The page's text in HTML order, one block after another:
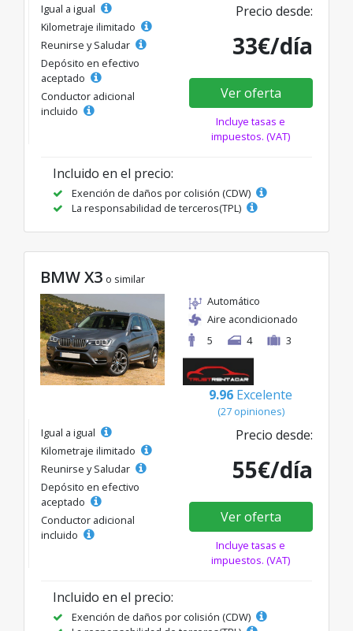
Igual a igual
Kilometraje ilimitado
Reunirse y Saludar
Depósito en efectivo
aceptado
Conductor adicional
incluido
Precio desde:
33€/día
Ver oferta
Incluye tasas e
impuestos. (VAT)
Incluido en el precio:
Exención de daños por colisión (CDW)
La responsabilidad de terceros(TPL)
BMW X3 o similar
Automático
Aire acondicionado
5
4 3
9.96 Excelente
(27 opiniones)
Igual a igual
Kilometraje ilimitado
Reunirse y Saludar
Depósito en efectivo
aceptado
Conductor adicional
incluido
Precio desde:
55€/día
Ver oferta
Incluye tasas e
impuestos. (VAT)
Incluido en el precio:
Exención de daños por colisión (CDW)